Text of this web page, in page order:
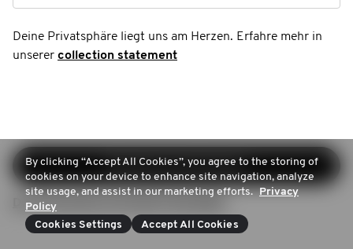
Deine Privatsphäre liegt uns am Herzen. Erfahre mehr in
unserer collection statement
Registrierung fortsetzen
Du hast bereits ein Konto? Anmelden
By clicking “Accept All Cookies”, you agree to the storing of
cookies on your device to enhance site navigation, analyze
site usage, and assist in our marketing efforts. Privacy
Policy
Cookies Settings
Accept All Cookies